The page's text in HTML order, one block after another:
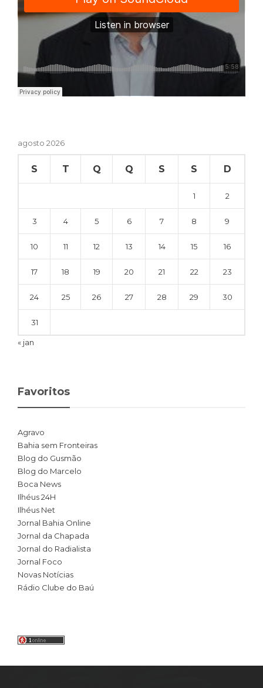
agosto 2026
S T Q Q S S D
1 2
3 4 5 6 7 8 9
10 11 12 13 14 15 16
17 18 19 20 21 22 23
24 25 26 27 28 29 30
31
« jan
Favoritos
Agravo
Bahia sem Fronteiras
Blog do Gusmão
Blog do Marcelo
Boca News
Ilhéus 24H
Ilhéus Net
Jornal Bahia Online
Jornal da Chapada
Jornal do Radialista
Jornal Foco
Novas Notícias
Rádio Clube do Baú